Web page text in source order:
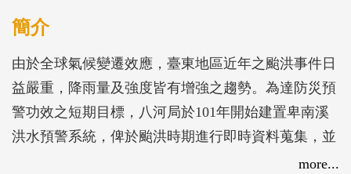
簡介
由於全球氣候變遷效應，臺東地區近年之颱洪事件日
益嚴重，降雨量及強度皆有增強之趨勢。為達防災預
警功效之短期目標，八河局於101年開始建置卑南溪
洪水預警系統，俾於颱洪時期進行即時資料蒐集，並
延續前期成果進行資料庫更新維護、系統擴充及更
more...